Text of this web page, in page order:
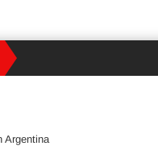
Argentina